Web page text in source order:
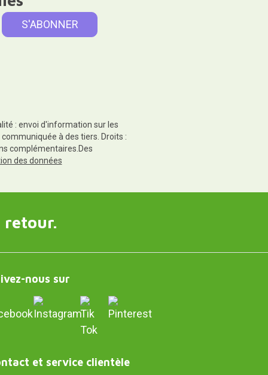
: envoi d'information sur les
à des tiers. Droits :
complémentaires.Des
des données
retour.
nous sur
et service clientèle